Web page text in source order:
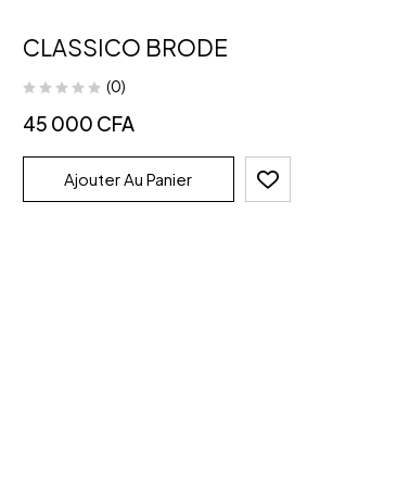
CLASSICO BRODE
(0)
45 000 CFA
Ajouter Au Panier